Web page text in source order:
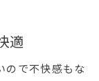
適
ので不快感もな